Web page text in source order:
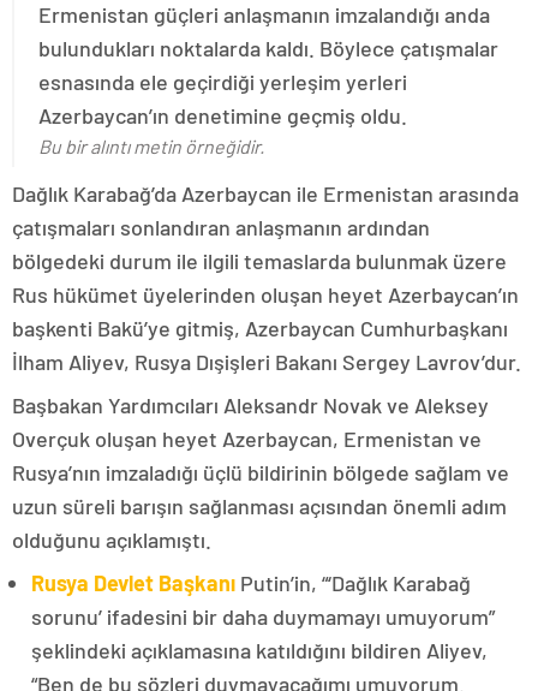
Ermenistan güçleri anlaşmanın imzalandığı anda
bulundukları noktalarda kaldı. Böylece çatışmalar
esnasında ele geçirdiği yerleşim yerleri
Azerbaycan’ın denetimine geçmiş oldu.
Bu bir alıntı metin örneğidir.
Dağlık Karabağ’da Azerbaycan ile Ermenistan arasında
çatışmaları sonlandıran anlaşmanın ardından
bölgedeki durum ile ilgili temaslarda bulunmak üzere
Rus hükümet üyelerinden oluşan heyet Azerbaycan’ın
başkenti Bakü’ye gitmiş, Azerbaycan Cumhurbaşkanı
İlham Aliyev, Rusya Dışişleri Bakanı Sergey Lavrov’dur.
Başbakan Yardımcıları Aleksandr Novak ve Aleksey
Overçuk oluşan heyet Azerbaycan, Ermenistan ve
Rusya’nın imzaladığı üçlü bildirinin bölgede sağlam ve
uzun süreli barışın sağlanması açısından önemli adım
olduğunu açıklamıştı.
Rusya Devlet Başkanı Putin’in, “‘Dağlık Karabağ
sorunu’ ifadesini bir daha duymamayı umuyorum”
şeklindeki açıklamasına katıldığını bildiren Aliyev,
“Ben de bu sözleri duymayacağımı umuyorum.